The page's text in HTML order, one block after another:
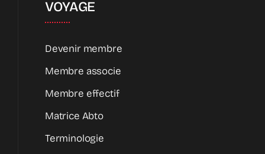
VOYAGE
Devenir membre
Membre associe
Membre effectif
Matrice Abto
Terminologie